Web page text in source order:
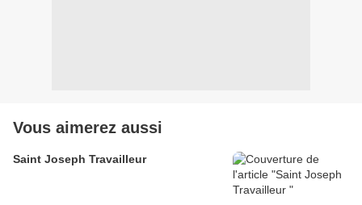
Vous aimerez aussi
Saint Joseph Travailleur